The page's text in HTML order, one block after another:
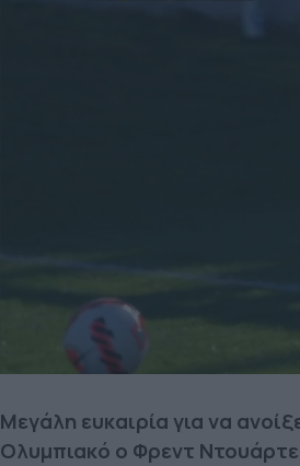
Μεγάλη ευκαιρία για να
Ολυμπιακό ο Φρεντ